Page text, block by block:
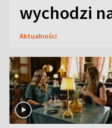
wychodzi
Aktualności